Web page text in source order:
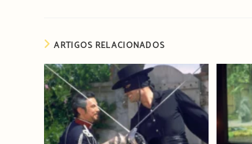
ARTIGOS RELACIONADOS